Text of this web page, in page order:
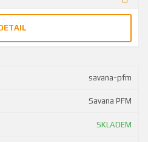
savana-pfm
Savana PFM
SKLADEM